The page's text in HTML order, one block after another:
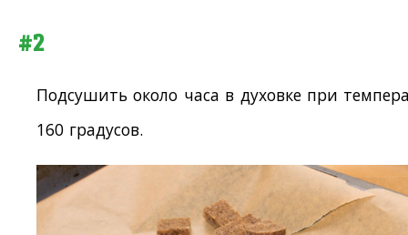
#2
Подсушить около часа в духовке при
160 градусов.